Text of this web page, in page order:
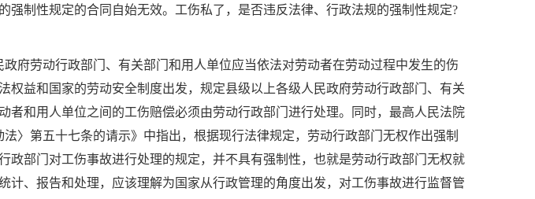
制性规定的合同自始无效。工伤私了，是否违反法律、行政法规的强制性规定?
府劳动行政部门、有关部门和用人单位应当依法对劳动者在劳动过程中发生的伤
益和国家的劳动安全制度出发，规定县级以上各级人民政府劳动行政部门、有关
和用人单位之间的工伤赔偿必须由劳动行政部门进行处理。同时，最高人民法院
〉第五十七条的请示》中指出，根据现行法律规定，劳动行政部门无权作出强制
政部门对工伤事故进行处理的规定，并不具有强制性，也就是劳动行政部门无权就
、报告和处理，应该理解为国家从行政管理的角度出发，对工伤事故进行监督管